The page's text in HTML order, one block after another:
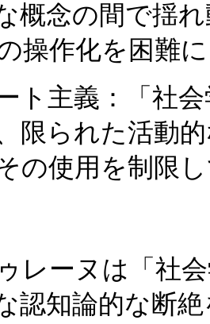
概念の間で揺
操作化を困難
ト主義：「社
限られた活動
の使用を制限
レーヌは「社
認知論的な断